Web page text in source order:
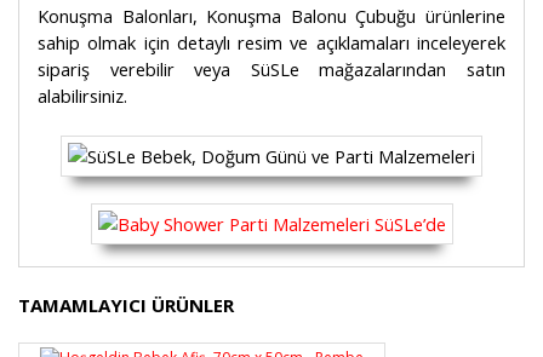
Konuşma Balonları, Konuşma Balonu Çubuğu ürünlerine
sahip olmak için detaylı resim ve açıklamaları inceleyerek
sipariş verebilir veya SüSLe mağazalarından satın
alabilirsiniz.
Bu ürünün fiyat bilgisi, resim, ürün açıklamalarında ve
diğer konularda yetersiz gördüğünüz noktaları öneri
formunu kullanarak tarafımıza iletebilirsiniz.
TAMAMLAYICI ÜRÜNLER